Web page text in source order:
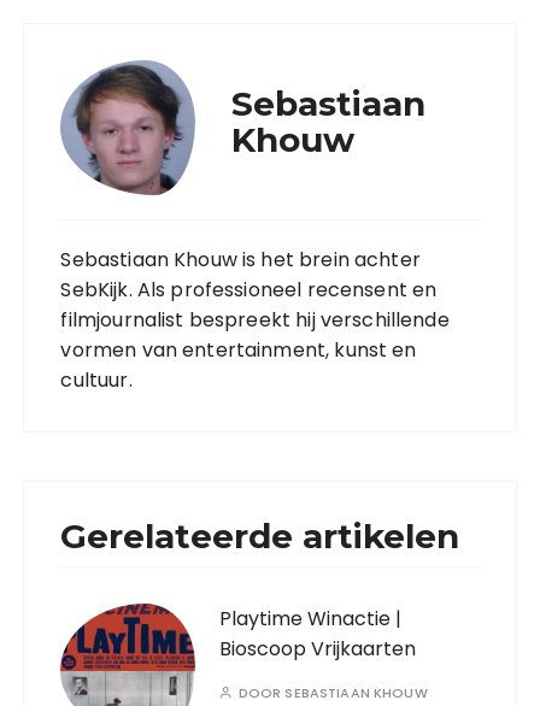
Sebastiaan
Khouw
Sebastiaan Khouw is het brein achter
SebKijk. Als professioneel recensent en
filmjournalist bespreekt hij verschillende
vormen van entertainment, kunst en
cultuur.
Gerelateerde artikelen
Playtime Winactie |
Bioscoop Vrijkaarten
DOOR SEBASTIAAN KHOUW